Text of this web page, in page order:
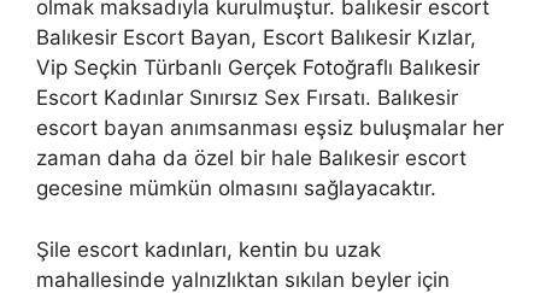
olmak maksadıyla kurulmuştur. balıkesir escort
Balıkesir Escort Bayan, Escort Balıkesir Kızlar,
Vip Seçkin Türbanlı Gerçek Fotoğraflı Balıkesir
Escort Kadınlar Sınırsız Sex Fırsatı. Balıkesir
escort bayan anımsanması eşsiz buluşmalar her
zaman daha da özel bir hale Balıkesir escort
gecesine mümkün olmasını sağlayacaktır.
Şile escort kadınları, kentin bu uzak
mahallesinde yalnızlıktan sıkılan beyler için